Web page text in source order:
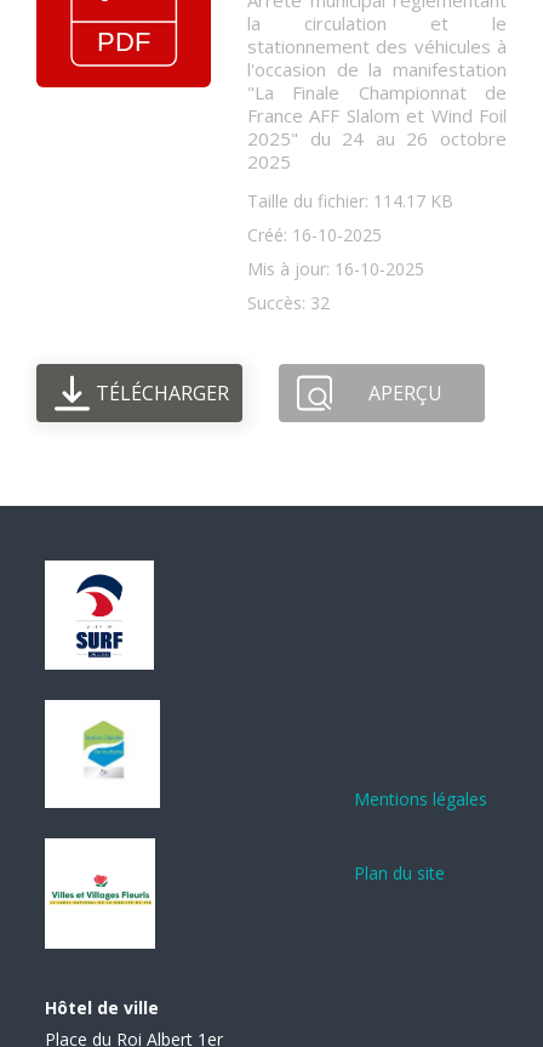
la circulation et le
stationnement des véhicules à
l'occasion de la manifestation
"La Finale Championnat de
France AFF Slalom et Wind Foil
2025" du 24 au 26 octobre
2025
Taille du fichier: 114.17 KB
Créé: 16-10-2025
Mis à jour: 16-10-2025
Succès: 32
TÉLÉCHARGER APERÇU
Hôtel de ville
Place du Roi Albert 1er
Mentions légales
Plan du site